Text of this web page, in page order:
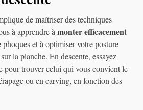
de maîtriser des techniques
à apprendre à monter efficacement
et à optimiser votre posture
la planche. En descente, essayez
pour trouver celui qui vous convient le
ou en carving, en fonction des